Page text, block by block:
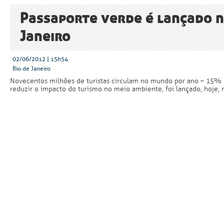
Passaporte verde é lançado
Janeiro
02/06/2012 | 15h54
Rio de Janeiro
Novecentos milhões de turistas circulam no mundo por ano – 15%
reduzir o impacto do turismo no meio ambiente, foi lançado, hoje,